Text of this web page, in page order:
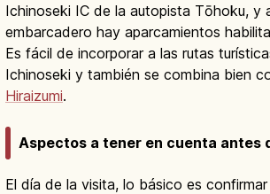
Ichinoseki IC de la autopista Tōhoku, y
embarcadero hay aparcamientos
Es fácil de incorporar a las rutas
Ichinoseki y también se combina bien
Hiraizumi.
Aspectos a tener en cuenta antes
El día de la visita, lo básico es